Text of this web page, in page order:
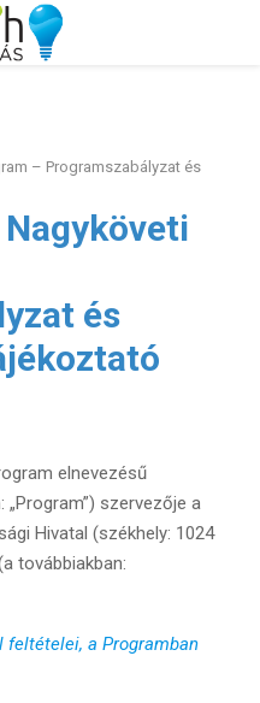
– Programszabályzat és
és
elnevezésű
szervezője a
Hivatal (székhely: 1024
továbbiakban:
feltételei, a Programban